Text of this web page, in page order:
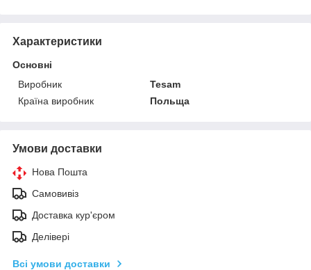
Характеристики
Основні
Виробник
Tesam
Країна виробник
Польща
Умови доставки
Нова Пошта
Самовивіз
Доставка кур'єром
Делівері
Всі умови доставки